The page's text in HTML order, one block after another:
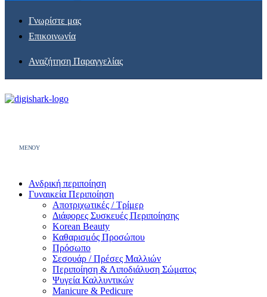
Γνωρίστε μας
Επικοινωνία
Αναζήτηση Παραγγελίας
MENOY
Ανδρική περιποίηση
Γυναικεία Περιποίηση
Αποτριχωτικές / Τρίμερ
Διάφορες Συσκευές Περιποίησης
Korean Beauty
Καθαρισμός Προσώπου
Πρόσωπο
Σεσουάρ / Πρέσες Μαλλιών
Περιποίηση & Λιποδιάλυση Σώματος
Ψυγεία Καλλυντικών
Manicure & Pedicure